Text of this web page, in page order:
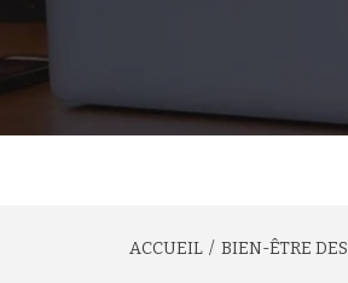
ACCUEIL BIEN-ÊTRE